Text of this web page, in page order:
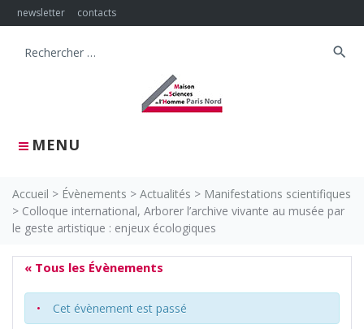
Skip
to
newsletter contacts
MENU
Search
search
Accueil > Évènements > Actualités > Manifestations scientifiques
> Colloque international, Arborer l’archive vivante au musée par
le geste artistique : enjeux écologiques
« Tous les Évènements
Cet évènement est passé